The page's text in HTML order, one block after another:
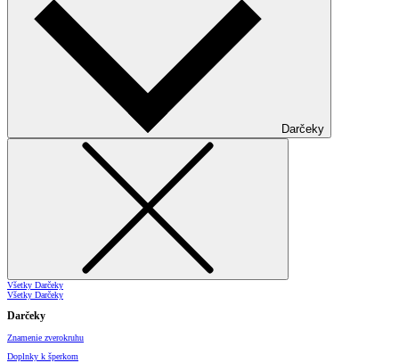
Darčeky
Všetky Darčeky
Všetky Darčeky
Darčeky
Znamenie zverokruhu
Doplnky k šperkom